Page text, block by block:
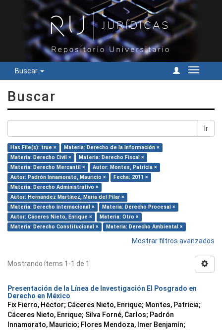
Buscar
Cambiar
Buscar
Ir
Has File(s): true ×
Materia: Derecho de la Información ×
Materia: Derecho Civil ×
Materia: Derecho Fiscal ×
Materia: Derecho Mercantil ×
Autor: Montes, Patricia ×
Autor: Padrón Innamorato, Mauricio ×
Fecha: 2011 ×
Materia: Derecho Administrativo ×
Autor: Hernández Martínez, María del Pilar ×
Materia: Derecho Internacional ×
Materia: Derecho Procesal ×
Autor: Cáceres Nieto, Enrique ×
Materia: Otro ×
Materia: Derecho Constitucional ×
Materia: Derecho Ambiental ×
Mostrar filtros avanzados
Mostrando ítems 1-1 de 1
Presentación de la Línea de Investigación El Posgrado en
Derecho en México
Fix Fierro, Héctor; Cáceres Nieto, Enrique; Montes, Patricia;
Cáceres Nieto, Enrique; Silva Forné, Carlos; Padrón
Innamorato, Mauricio; Flores Mendoza, Imer Benjamín;